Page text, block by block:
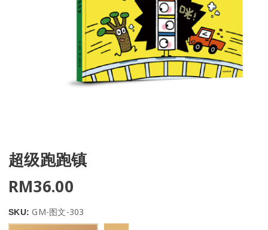
超级跑跑镇
RM36.00
SKU:GM-图文-303